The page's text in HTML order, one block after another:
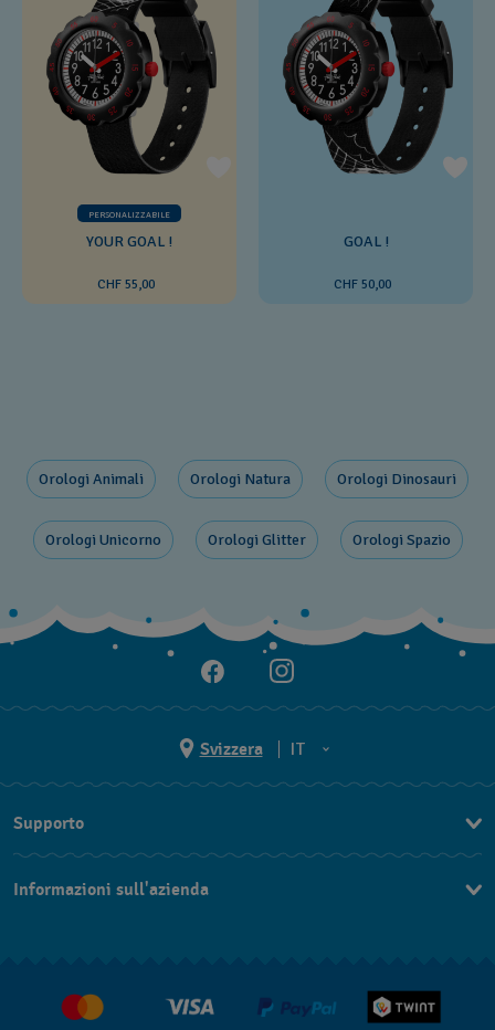
PERSONALIZZABILE
YOUR GOAL !
CHF 55,00
GOAL !
CHF 50,00
Orologi Animali Orologi Natura Orologi Dinosauri
Orologi Unicorno Orologi Glitter Orologi Spazio
Svizzera
IT
EN
Supporto
Condizioni di vendita
Informazioni sull'azienda